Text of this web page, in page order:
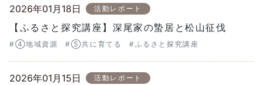
2026年01月18日 活動レポート
【ふるさと探究講座】深尾家の蟄居と松山征伐
#④地域資源 #⑤共に育てる #ふるさと探究講座
2026年01月15日 活動レポート